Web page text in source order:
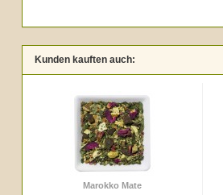
Kunden kauften auch:
Marokko Mate